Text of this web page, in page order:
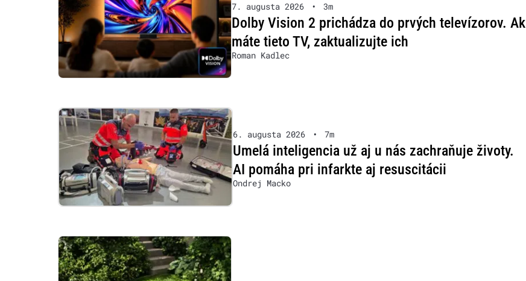
7. augusta 2026 • 3m
Dolby Vision 2 prichádza do prvých televízorov. Ak
máte tieto TV, zaktualizujte ich
Roman Kadlec
6. augusta 2026 • 7m
Umelá inteligencia už aj u nás zachraňuje životy.
AI pomáha pri infarkte aj resuscitácii
Ondrej Macko